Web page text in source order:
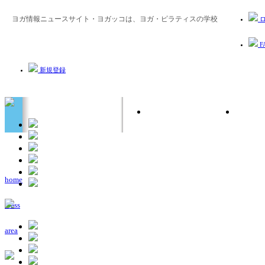
ヨガ情報ニュースサイト・ヨガッコは、ヨガ・ピラティスの学校
新規登録
home
class
area